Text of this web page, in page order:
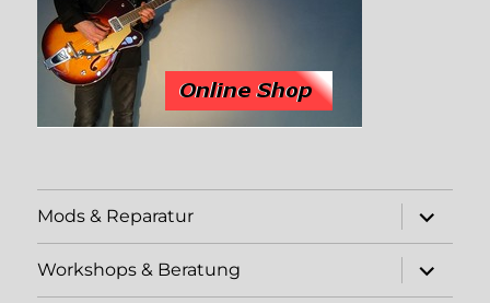
Mods & Reparatur
öffnen
Workshops & Beratung
öffnen